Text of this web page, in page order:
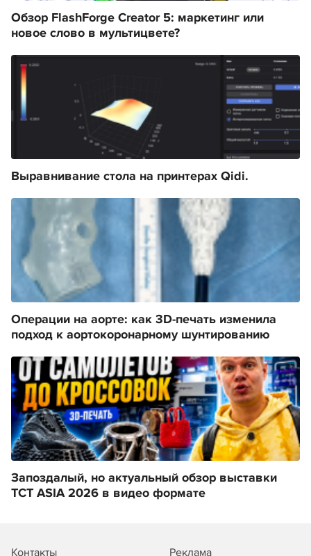
Обзор FlashForge Creator 5: маркетинг или
новое слово в мультицвете?
Выравнивание стола на принтерах Qidi.
Операции на аорте: как 3D-печать изменила
подход к аортокоронарному шунтированию
Запоздалый, но актуальный обзор выставки
TCT ASIA 2026 в видео формате
Контакты Реклама